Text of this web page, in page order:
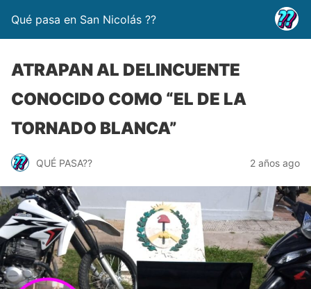
Qué pasa en San Nicolás ??
ATRAPAN AL DELINCUENTE
CONOCIDO COMO “EL DE LA
TORNADO BLANCA”
QUÉ PASA?? 2 años ago